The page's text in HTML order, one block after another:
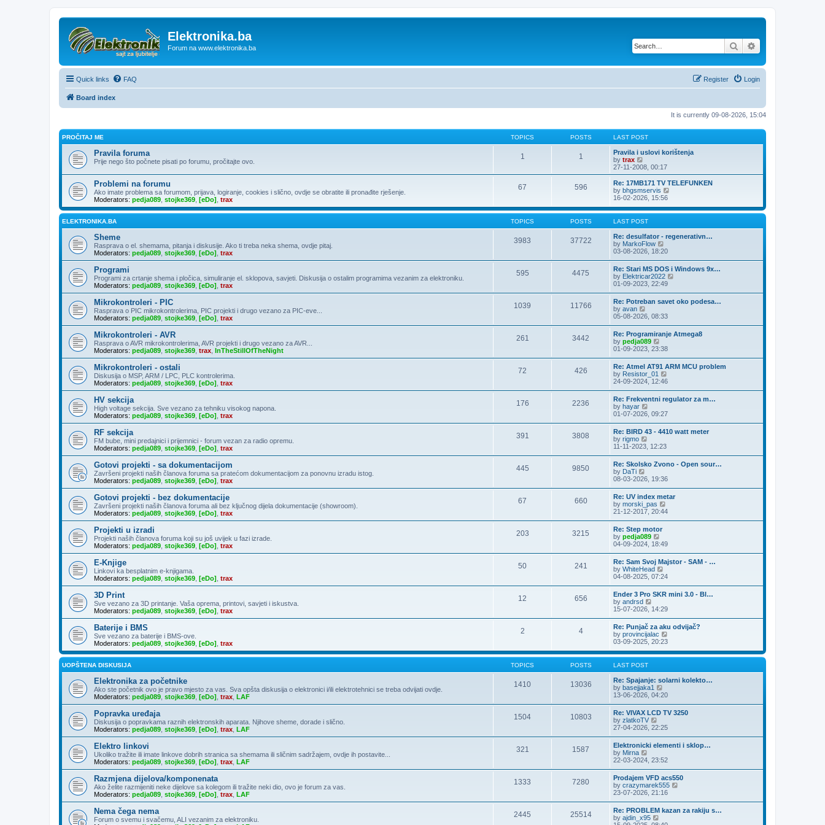
Elektronika.ba
Forum na www.elektronika.ba Search
Quick links FAQ Login
Register
Board index
It is currently 09-08-2026, 15:04
PROČITAJ ME TOPICS POSTS LAST POST
Pravila foruma
Prije nego što počnete pisati po forumu, pročitajte ovo.
1 1
Pravila i uslovi korištenja
by trax
i
e
w
t
h
l
a
t
e
s
t
p
o
s
t
27-11-2008, 00:17
Problemi na forumu
Ako imate problema sa forumom, prijava, logiranje, cookies i slično, ovdje se obratite ili pronađite rješenje.
Moderators: pedja089 stojke369 [eDo] trax
67 596
Re: 17MB171 TV TELEFUNKEN
by bhgsmservis
w
e
l
e
s
t
o
s
16-02-2026, 15:56
ELEKTRONIKA.BA TOPICS POSTS LAST POST
Sheme
Rasprava o el. shemama, pitanja i diskusije. Ako ti treba neka shema, ovdje pitaj.
Moderators: pedja089 stojke369 [eDo] trax
3983 37722
Re: desulfator - regenerativn…
by MarkoFlow
i
w
t
h
e
l
a
e
s
t
p
o
s
t
03-08-2026, 18:20
Programi
Programi za crtanje shema i pločica, simuliranje el. sklopova, savjeti. Diskusija o ostalim programima vezanim za elektroniku.
Moderators: pedja089 stojke369 [eDo] trax
595 4475
Re: Stari MS DOS i Windows 9x…
by Elektricar2022
t
l
a
s
t
p
t
01-09-2023, 22:49
Mikrokontroleri - PIC
Rasprava o PIC mikrokontrolerima, PIC projekti i drugo vezano za PIC-eve...
Moderators: pedja089 stojke369 [eDo] trax
1039 11766
Re: Potreban savet oko podesa…
by avan
i
t
h
e
l
a
t
e
s
t
p
o
s
t
05-08-2026, 08:33
Mikrokontroleri - AVR
Rasprava o AVR mikrokontrolerima, AVR projekti i drugo vezano za AVR...
Moderators: pedja089 stojke369 trax InTheStillOfTheNight
261 3442
Re: Programiranje Atmega8
by pedja089
i
w
t
h
e
l
a
e
s
t
p
o
s
t
01-09-2023, 23:38
Mikrokontroleri - ostali
Diskusija o MSP, ARM / LPC, PLC kontrolerima.
Moderators: pedja089 stojke369 [eDo] trax
72 426
Re: Atmel AT91 ARM MCU problem
by Resistor_01
i
t
h
l
a
s
t
p
o
t
24-09-2024, 12:46
HV sekcija
High voltage sekcija. Sve vezano za tehniku visokog napona.
Moderators: pedja089 stojke369 [eDo] trax
176 2236
Re: Frekventni regulator za m…
by hayar
w
t
h
e
l
a
e
s
t
p
o
s
t
01-07-2026, 09:27
RF sekcija
FM bube, mini predajnici i prijemnici - forum vezan za radio opremu.
Moderators: pedja089 stojke369 [eDo] trax
391 3808
Re: BIRD 43 - 4410 watt meter
by rigmo
t
e
l
a
t
e
s
t
p
o
s
t
11-11-2023, 12:23
Gotovi projekti - sa dokumentacijom
Završeni projekti naših članova foruma sa pratećom dokumentacijom za ponovnu izradu istog.
Moderators: pedja089 stojke369 [eDo] trax
445 9850
Re: Skolsko Zvono - Open sour…
by DaTi
i
w
t
h
e
l
a
t
e
s
t
p
o
s
t
08-03-2026, 19:36
Gotovi projekti - bez dokumentacije
Završeni projekti naših članova foruma ali bez ključnog dijela dokumentacije (showroom).
Moderators: pedja089 stojke369 [eDo] trax
67 660
Re: UV index metar
by morski_pas
i
h
e
l
a
e
s
t
p
o
s
t
21-12-2017, 20:44
Projekti u izradi
Projekti naših članova foruma koji su još uvijek u fazi izrade.
Moderators: pedja089 stojke369 [eDo] trax
203 3215
Re: Step motor
by pedja089
i
w
t
h
e
l
a
e
s
t
p
o
s
t
04-09-2024, 18:49
E-Knjige
Linkovi ka besplatnim e-knjigama.
Moderators: pedja089 stojke369 [eDo] trax
50 241
Re: Sam Svoj Majstor - SAM - …
by WhiteHead
i
w
t
h
e
l
a
t
e
s
t
o
s
04-08-2025, 07:24
3D Print
Sve vezano za 3D printanje. Vaša oprema, printovi, savjeti i iskustva.
Moderators: pedja089 stojke369 [eDo] trax
12 656
Ender 3 Pro SKR mini 3.0 - Bl…
by andrsd
i
t
h
e
l
a
e
s
t
p
o
s
t
15-07-2026, 14:29
Baterije i BMS
Sve vezano za baterije i BMS-ove.
Moderators: pedja089 stojke369 [eDo] trax
2 4
Re: Punjač za aku odvijač?
by provincijalac
w
e
l
e
s
o
s
03-09-2025, 20:23
UOPŠTENA DISKUSIJA TOPICS POSTS LAST POST
Elektronika za početnike
Ako ste početnik ovo je pravo mjesto za vas. Sva opšta diskusija o elektronici i/ili elektrotehnici se treba odvijati ovdje.
Moderators: pedja089 stojke369 [eDo] trax LAF
1410 13036
Re: Spajanje: solarni kolekto…
by basejjaka1
i
w
t
h
e
l
a
e
s
t
p
o
s
t
13-06-2026, 04:20
Popravka uređaja
Diskusija o popravkama raznih elektronskih aparata. Njihove sheme, dorade i slično.
Moderators: pedja089 stojke369 [eDo] trax LAF
1504 10803
Re: VIVAX LCD TV 3250
by zlatkoTV
i
w
t
h
e
l
a
t
e
s
t
p
o
27-04-2026, 22:25
Elektro linkovi
Ukoliko tražite ili imate linkove dobrih stranica sa shemama ili sličnim sadržajem, ovdje ih postavite...
Moderators: pedja089 stojke369 [eDo] trax LAF
321 1587
Elektronicki elementi i sklop…
by Mirna
w
t
h
e
l
a
t
22-03-2024, 23:52
Razmjena dijelova/komponenata
Ako želite razmijeniti neke dijelove sa kolegom ili tražite neki dio, ovo je forum za vas.
Moderators: pedja089 stojke369 [eDo] trax LAF
1333 7280
Prodajem VFD acs550
by crazymarek555
t
23-07-2026, 21:16
Nema čega nema
Forum o svemu i svačemu, ALI vezanim za elektroniku.
2445 25514
Re: PROBLEM kazan za rakiju s…
by ajdin_x95